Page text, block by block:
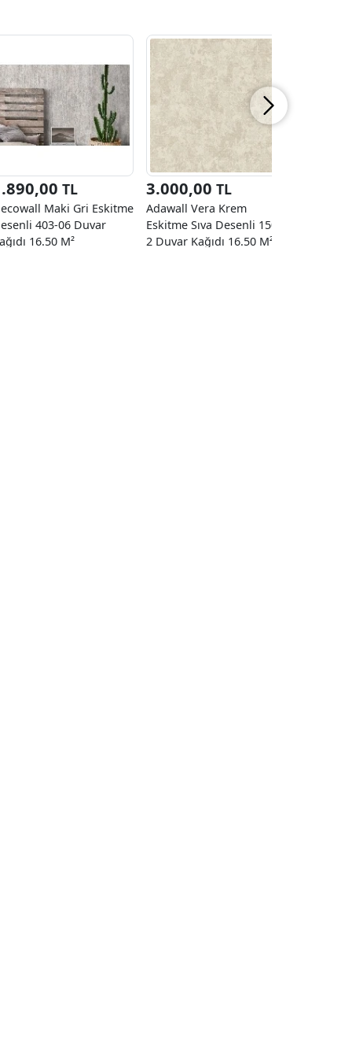
TL
Maki Gri Eskitme
403-06 Duvar
16.50 M²
3.000,00 TL
Adawall Vera Krem
Eskitme Sıva Desenli 1504-
2 Duvar Kağıdı 16.50 M²